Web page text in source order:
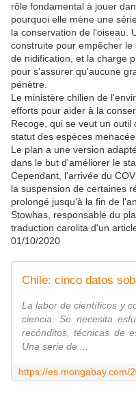
rôle fondamental à jouer
pourquoi elle mène une
la conservation de l'oiseau.
construite pour empêcher
de nidification, et la charge
pour s'assurer qu'aucune
pénètre.
Le ministère chilien de
efforts pour aider à la
Recoge, qui se veut un
statut des espèces
Le plan a une version
dans le but d'améliorer le
Cependant, l'arrivée du
la suspension de certaines
prolongé jusqu'à la fin de
Stowhas, responsable du
traduction carolita d'un
01/10/2020
La labor de científicos y
ciencia. Se necesita
recónditos, técnicas de
Una serie de ...